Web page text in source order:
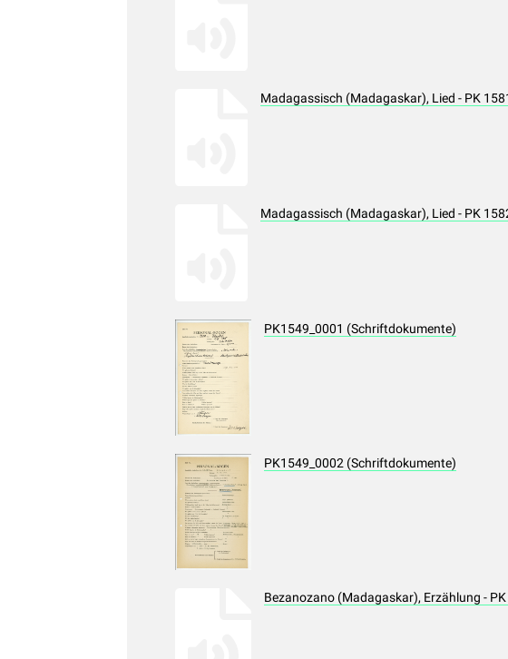
Madagassisch (Madagaskar), Lied - PK
Madagassisch (Madagaskar), Lied - PK
PK1549_0001 (Schriftdokumente)
PK1549_0002 (Schriftdokumente)
Bezanozano (Madagaskar), Erzählung -